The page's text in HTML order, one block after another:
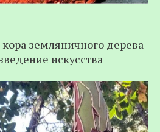
земляничного дерева
искусства